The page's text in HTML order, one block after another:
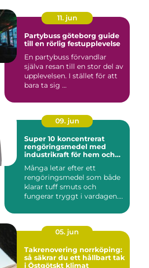
11. jun
Partybuss göteborg guide
till en rörlig festupplevelse
En partybuss förvandlar
själva resan till en stor del av
upplevelsen. I stället för att
bara ta sig ...
09. jun
Super 10 koncentrerat
rengöringsmedel med
industrikraft för hem och
Många letar efter ett
rengöringsmedel som både
klarar tuff smuts och
fungerar tryggt i vardagen.
05. jun
Takrenovering norrköping:
så säkrar du ett hållbart tak
i Östgötskt klimat